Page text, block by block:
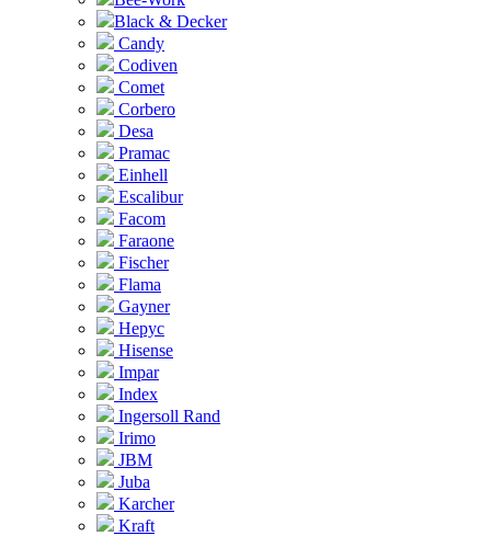
Black & Decker
Candy
Codiven
Comet
Corbero
Desa
Pramac
Einhell
Escalibur
Facom
Faraone
Fischer
Flama
Gayner
Hepyc
Hisense
Impar
Index
Ingersoll Rand
Irimo
JBM
Juba
Karcher
Kraft